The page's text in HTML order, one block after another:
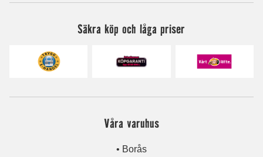
Säkra köp och låga priser
Våra varuhus
• Borås